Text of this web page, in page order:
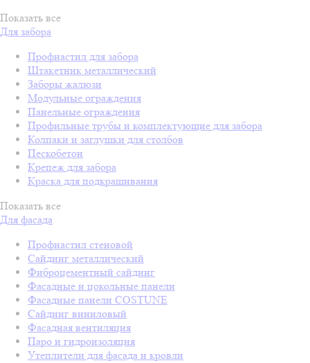
Показать все
Для забора
Профнастил для забора
Штакетник металлический
Заборы жалюзи
Модульные ограждения
Панельные ограждения
Профильные трубы и комплектующие для забора
Колпаки и заглушки для столбов
Пескобетон
Крепеж для забора
Краска для подкрашивания
Показать все
Для фасада
Профнастил стеновой
Сайдинг металлический
Фиброцементный сайдинг
Фасадные и цокольные панели
Фасадные панели COSTUNE
Сайдинг виниловый
Фасадная вентиляция
Паро и гидроизоляция
Утеплители для фасада и кровли